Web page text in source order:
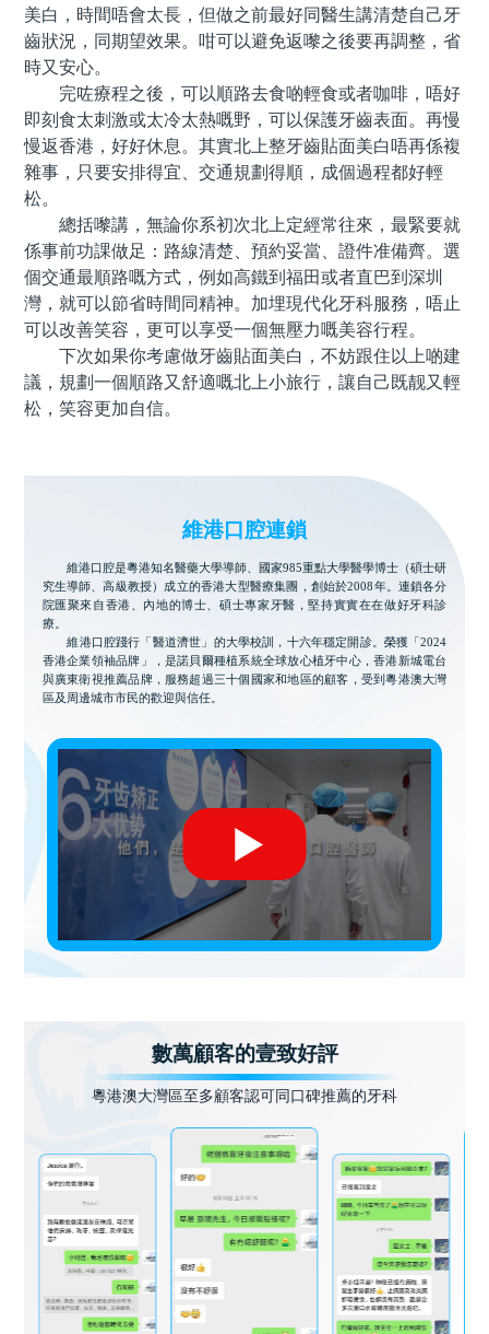
美白，時間唔會太長，但做之前最好同醫生講清楚自己牙
齒狀況，同期望效果。咁可以避免返嚟之後要再調整，省
時又安心。
完咗療程之後，可以順路去食啲輕食或者咖啡，唔好
即刻食太刺激或太冷太熱嘅野，可以保護牙齒表面。再慢
慢返香港，好好休息。其實北上整牙齒貼面美白唔再係複
雜事，只要安排得宜、交通規劃得順，成個過程都好輕
松。
總括嚟講，無論你系初次北上定經常往來，最緊要就
係事前功課做足：路線清楚、預約妥當、證件准備齊。選
個交通最順路嘅方式，例如高鐵到福田或者直巴到深圳
灣，就可以節省時間同精神。加埋現代化牙科服務，唔止
可以改善笑容，更可以享受一個無壓力嘅美容行程。
下次如果你考慮做牙齒貼面美白，不妨跟住以上啲建
議，規劃一個順路又舒適嘅北上小旅行，讓自己既靓又輕
松，笑容更加自信。
維港口腔連鎖
維港口腔是粵港知名醫藥大學導師、國家985重點大學醫學博士（碩士研
究生導師、高級教授）成立的香港大型醫療集團，創始於2008年。連鎖各分
院匯聚來自香港、內地的博士、碩士專家牙醫，堅持實實在在做好牙科診
療。
維港口腔踐行「醫道濟世」的大學校訓，十六年穩定開診。榮獲「2024
香港企業領袖品牌」，是諾貝爾種植系統全球放心植牙中心，香港新城電台
與廣東衛視推薦品牌，服務超過三十個國家和地區的顧客，受到粵港澳大灣
區及周邊城市市民的歡迎與信任。
數萬顧客的壹致好評
粵港澳大灣區至多顧客認可同口碑推薦的牙科